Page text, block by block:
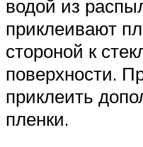
водой из
приклеивают
стороной к
поверхности.
приклеить
пленки.